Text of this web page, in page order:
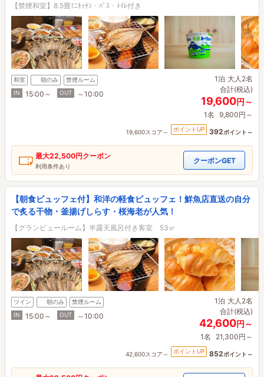
【禁煙和室】8.5畳ﾐﾆｷｯﾁﾝ・ﾊﾞｽ・ﾄｲﾚ付き
和室 朝のみ
禁煙ルーム
IN
15:00～ OUT ～10:00
1泊 大人2名
合計(税込)
19,600円～
1名 9,800円～
19,600スコア～ ポイントUP 392ポイント～
最大22,500円クーポン
利用条件あり
クーポンGET
【朝食ビュッフェ付】和洋の軽食ビュッフェ！鮮魚店直送の自分
で炙る干物・釜揚げしらす・桜海老が人気！
【グランビュールーム】半露天風呂付き客室 53㎡
ツイン 朝のみ
禁煙ルーム
IN
15:00～ OUT ～10:00
1泊 大人2名
合計(税込)
42,600円～
1名 21,300円～
42,600スコア～ ポイントUP 852ポイント～